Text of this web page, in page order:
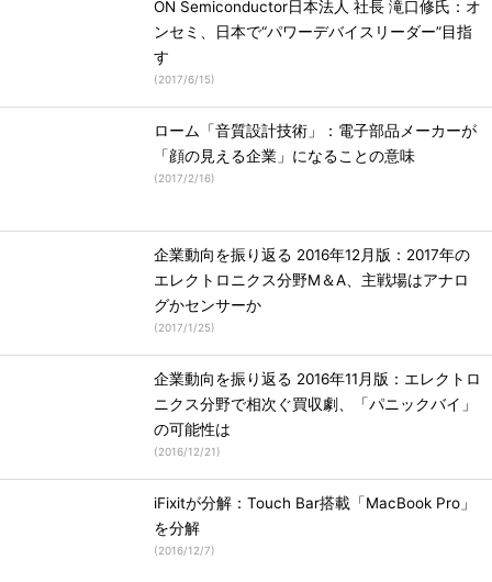
ON Semiconductor日本法人 社長 滝口修氏：オ
ンセミ、日本で“パワーデバイスリーダー”目指
す
(2017/6/15)
ローム「音質設計技術」：電子部品メーカーが
「顔の見える企業」になることの意味
(2017/2/16)
企業動向を振り返る 2016年12月版：2017年の
エレクトロニクス分野M＆A、主戦場はアナロ
グかセンサーか
(2017/1/25)
企業動向を振り返る 2016年11月版：エレクトロ
ニクス分野で相次ぐ買収劇、「パニックバイ」
の可能性は
(2016/12/21)
iFixitが分解：Touch Bar搭載「MacBook Pro」
を分解
(2016/12/7)